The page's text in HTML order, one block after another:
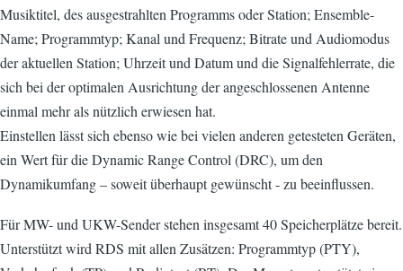
Musiktitel, des ausgestrahlten Programms oder Station; Ensemble-
Name; Programmtyp; Kanal und Frequenz; Bitrate und Audiomodus
der aktuellen Station; Uhrzeit und Datum und die Signalfehlerrate, die
sich bei der optimalen Ausrichtung der angeschlossenen Antenne
einmal mehr als nützlich erwiesen hat.
Einstellen lässt sich ebenso wie bei vielen anderen getesteten Geräten,
ein Wert für die Dynamic Range Control (DRC), um den
Dynamikumfang – soweit überhaupt gewünscht - zu beeinflussen.
Für MW- und UKW-Sender stehen insgesamt 40 Speicherplätze bereit.
Unterstützt wird RDS mit allen Zusätzen: Programmtyp (PTY),